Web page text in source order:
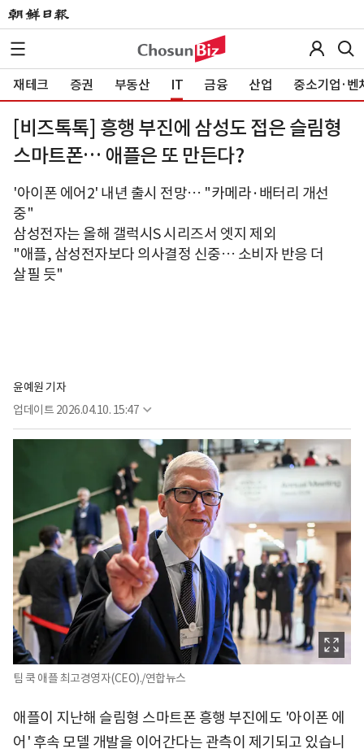
재테크 증권 부동산 IT 금융 산업 중소기업·벤
[비즈톡톡] 흥행 부진에 삼성도 접은 슬림형
스마트폰… 애플은 또 만든다?
'아이폰 에어2' 내년 출시 전망… "카메라·배터리 개선
중"
삼성전자는 올해 갤럭시S 시리즈서 엣지 제외
"애플, 삼성전자보다 의사결정 신중… 소비자 반응 더
살필 듯"
윤예원 기자
업데이트 2026.04.10. 15:47
팀 쿡 애플 최고경영자(CEO)./연합뉴스
애플이 지난해 슬림형 스마트폰 흥행 부진에도 '아이폰 에
어' 후속 모델 개발을 이어간다는 관측이 제기되고 있습니